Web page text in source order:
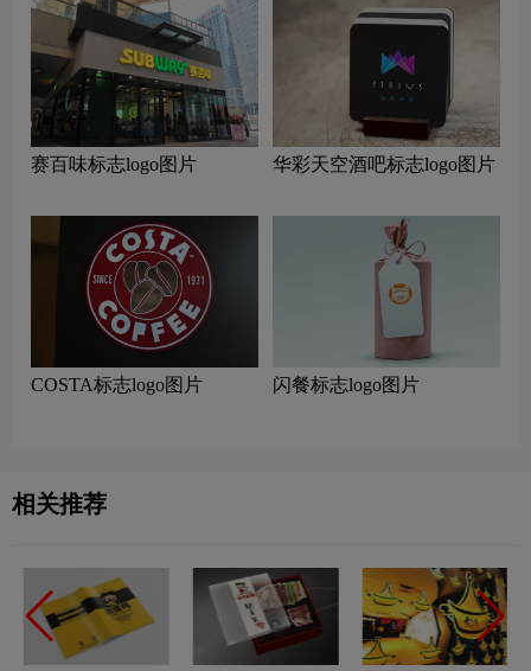
赛百味标志logo图片 华彩天空酒吧标志logo图片
COSTA标志logo图片 闪餐标志logo图片
相关推荐